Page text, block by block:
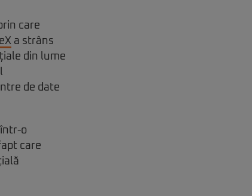
care
a strâns
din lume
de date
o
care